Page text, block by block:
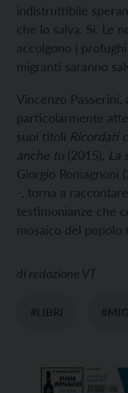
indistruttibile
che lo salva. Sì. Le
accolgono i
migranti saranno
Vincenzo Passerini,
particolarmente
suoi titoli Ricordati
anche tu(2015), La
Giorgio Romagnoni
-, torna a
testimonianze che
mosaico del popolo
di redazione VT
#LIBRI